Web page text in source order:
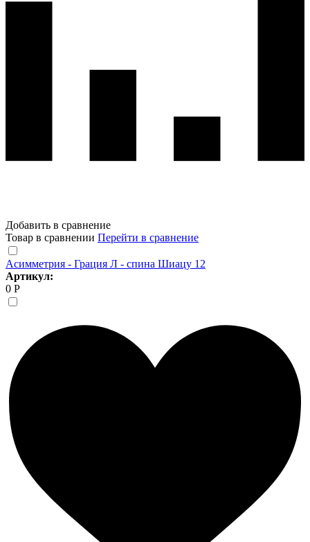
Добавить в сравнение
Товар в сравнении Перейти в сравнение
Асимметрия - Грация Л - спина Шиацу 12
Артикул:
0 Р